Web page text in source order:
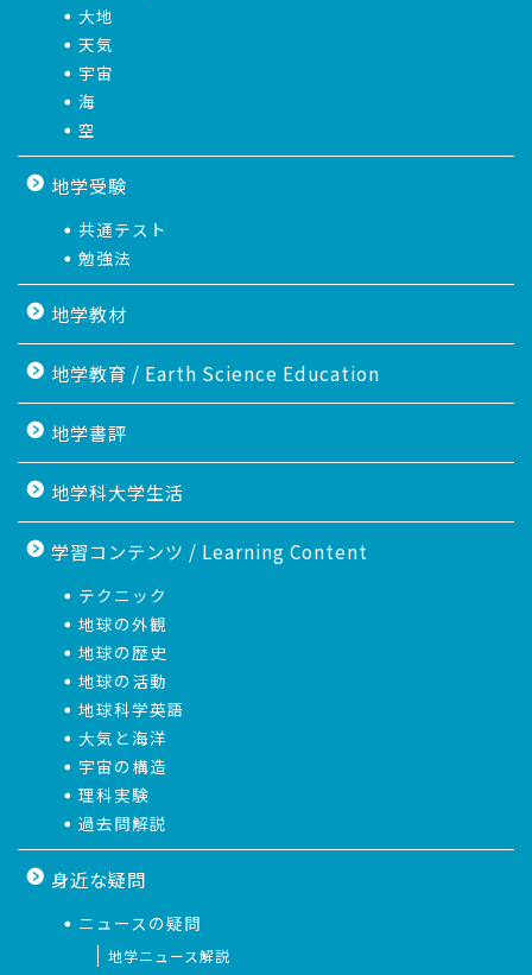
大地
天気
宇宙
海
空
地学受験
共通テスト
勉強法
地学教材
地学教育 / Earth Science Education
地学書評
地学科大学生活
学習コンテンツ / Learning Content
テクニック
地球の外観
地球の歴史
地球の活動
地球科学英語
大気と海洋
宇宙の構造
理科実験
過去問解説
身近な疑問
ニュースの疑問
地学ニュース解説